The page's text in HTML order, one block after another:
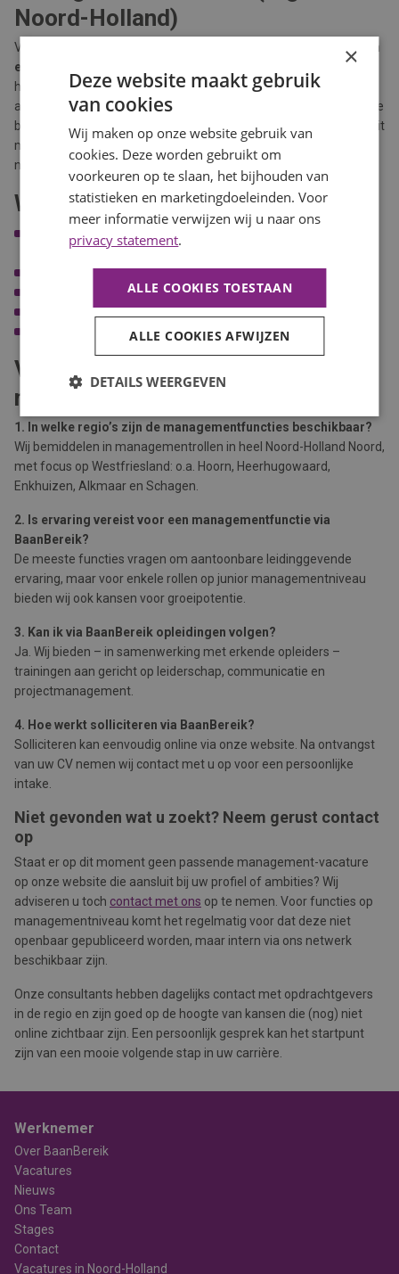
Noord-Holland)
Voor diverse opdrachtgevers zijn wij regelmatig op zoek naar een
ervaren managementassistent
. In deze sleutelrol ondersteunt u
het managementteam op organisatorisch, communicatief en
administratief vlak. Uw bijdrage draagt direct bij aan een efficiënte
bedrijfsvoering. Heeft u een HBO-werk- en denkniveau en affiniteit
met planning, coördinatie en stakeholdermanagement? Dan
nodigen wij u uit te reageren.
Waarom kiezen voor BaanBereik?
Sterk regionaal netwerk in Noord-Holland (o.a. Hoorn,
Heerhugowaard, Enkhuizen, Alkmaar)
Transparante bemiddeling met oog voor de lange termijn
Mogelijkheden tot persoonlijke ontwikkeling en training
Flexibele contractvormen (vast, tijdelijk, detachering)
Persoonlijke begeleiding door ervaren consultants
Veelgestelde vragen over
management-vacatures
1. In welke regio’s zijn de managementfuncties beschikbaar?
Wij bemiddelen in managementrollen in heel Noord-Holland Noord,
met focus op Westfriesland: o.a. Hoorn, Heerhugowaard,
Enkhuizen, Alkmaar en Schagen.
2. Is ervaring vereist voor een managementfunctie via
BaanBereik?
De meeste functies vragen om aantoonbare leidinggevende
ervaring, maar voor enkele rollen op junior managementniveau
bieden wij ook kansen voor groeipotentie.
3. Kan ik via BaanBereik opleidingen volgen?
Ja. Wij bieden – in samenwerking met erkende opleiders –
trainingen aan gericht op leiderschap, communicatie en
projectmanagement.
4. Hoe werkt solliciteren via BaanBereik?
Solliciteren kan eenvoudig online via onze website. Na ontvangst
van uw CV nemen wij contact met u op voor een persoonlijke
intake.
Niet gevonden wat u zoekt? Neem gerust contact
op
Staat er op dit moment geen passende management-vacature
op onze website die aansluit bij uw profiel of ambities? Wij
adviseren u toch contact met ons op te nemen. Voor functies op
managementniveau komt het regelmatig voor dat deze niet
openbaar gepubliceerd worden, maar intern via ons netwerk
beschikbaar zijn.
Onze consultants hebben dagelijks contact met opdrachtgevers
in de regio en zijn goed op de hoogte van kansen die (nog) niet
online zichtbaar zijn. Een persoonlijk gesprek kan het startpunt
zijn van een mooie volgende stap in uw carrière.
Werknemer
Over BaanBereik
Vacatures
Nieuws
Ons Team
Stages
Contact
Vacatures in Noord-Holland
×
Deze website maakt gebruik
van cookies
Wij maken op onze website gebruik van
cookies. Deze worden gebruikt om
voorkeuren op te slaan, het bijhouden van
statistieken en marketingdoeleinden. Voor
meer informatie verwijzen wij u naar ons
privacy statement.
ALLE COOKIES TOESTAAN
ALLE COOKIES AFWIJZEN
DETAILS WEERGEVEN